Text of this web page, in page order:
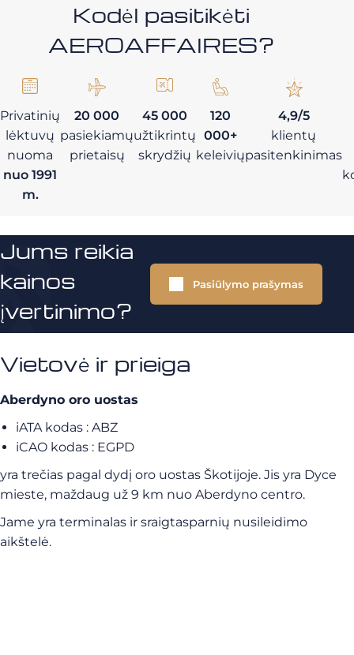
Kodėl pasitikėti
AEROAFFAIRES?
Privatinių
lėktuvų
nuoma
nuo 1991
m.
20 000
pasiekiamų
prietaisų
45 000
užtikrintų
skrydžių
120
000+
keleivių
4,9/5
klientų
pasitenkinimas
Jums reikia
kainos
įvertinimo?
Pasiūlymo prašymas
Vietovė ir prieiga
Aberdyno oro uostas
iATA kodas : ABZ
iCAO kodas : EGPD
yra trečias pagal dydį oro uostas Škotijoje. Jis yra Dyce
mieste, maždaug už 9 km nuo Aberdyno centro.
Jame yra terminalas ir sraigtasparnių nusileidimo
aikštelė.